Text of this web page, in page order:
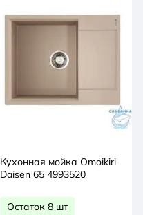
Кухонная мойка Omoikiri
Daisen 65 4993520
Остаток 8 шт